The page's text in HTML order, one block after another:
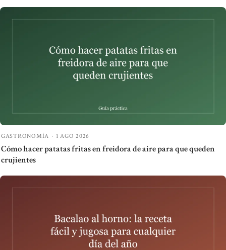
GASTRONOMÍA · 1 AGO 2026
Cómo hacer patatas fritas en freidora de aire para que queden
crujientes